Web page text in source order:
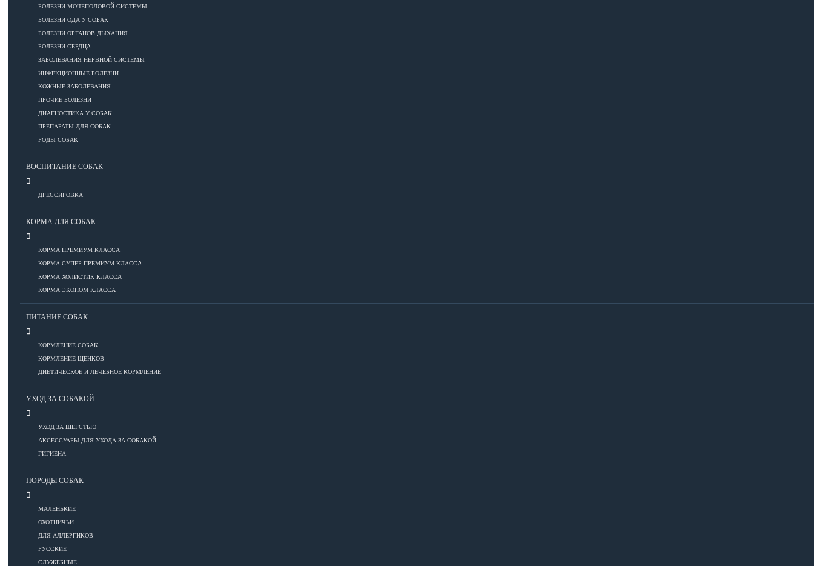
БОЛЕЗНИ МОЧЕПОЛОВОЙ СИСТЕМЫ
БОЛЕЗНИ ОДА У СОБАК
БОЛЕЗНИ ОРГАНОВ ДЫХАНИЯ
БОЛЕЗНИ СЕРДЦА
ЗАБОЛЕВАНИЯ НЕРВНОЙ СИСТЕМЫ
ИНФЕКЦИОННЫЕ БОЛЕЗНИ
КОЖНЫЕ ЗАБОЛЕВАНИЯ
ПРОЧИЕ БОЛЕЗНИ
ДИАГНОСТИКА У СОБАК
ПРЕПАРАТЫ ДЛЯ СОБАК
РОДЫ СОБАК
ВОСПИТАНИЕ СОБАК
ДРЕССИРОВКА
КОРМА ДЛЯ СОБАК
КОРМА ПРЕМИУМ КЛАССА
КОРМА СУПЕР-ПРЕМИУМ КЛАССА
КОРМА ХОЛИСТИК КЛАССА
КОРМА ЭКОНОМ КЛАССА
ПИТАНИЕ СОБАК
КОРМЛЕНИЕ СОБАК
КОРМЛЕНИЕ ЩЕНКОВ
ДИЕТИЧЕСКОЕ И ЛЕЧЕБНОЕ КОРМЛЕНИЕ
УХОД ЗА СОБАКОЙ
УХОД ЗА ШЕРСТЬЮ
АКСЕССУАРЫ ДЛЯ УХОДА ЗА СОБАКОЙ
ГИГИЕНА
ПОРОДЫ СОБАК
МАЛЕНЬКИЕ
ОХОТНИЧЬИ
ДЛЯ АЛЛЕРГИКОВ
РУССКИЕ
СЛУЖЕБНЫЕ
ПОРОДЫ
Бобтейлы
Европейские
Короткошерстные
Для аллергиков
Лысые
Русские
Длинношерстные
Рейтинги пород
ВСЕ О СОБАКАХ
ЗДОРОВЬЕ
Болезни глаз
Болезни ЖКТ
Болезни мочеполовой системы
Болезни ОДА
Болезни органов дыхания
Болезни сердца
Заболевания нервной системы
Инфекционные болезни
Кожные заболевания
Диагностика
ВОСПИТАНИЕ